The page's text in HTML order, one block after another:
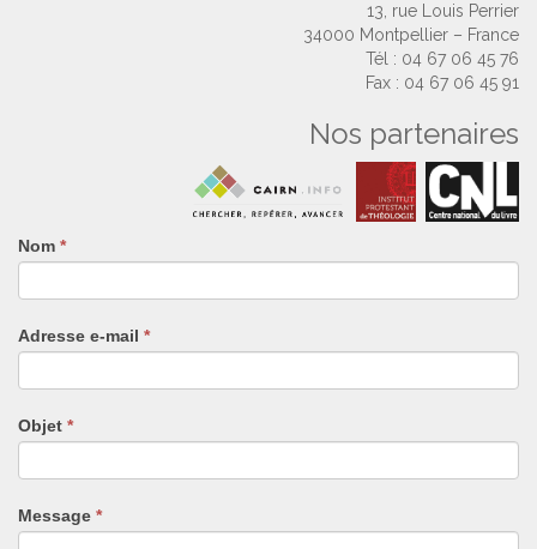
13, rue Louis Perrier
34000 Montpellier – France
Tél : 04 67 06 45 76
Fax : 04 67 06 45 91
Nos partenaires
Nom *
Adresse e-mail *
Objet *
Message *
Si
vous
êtes
humain,
remplissez
ce